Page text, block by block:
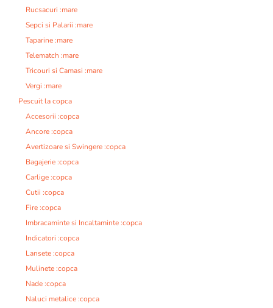
Rucsacuri :mare
Sepci si Palarii :mare
Taparine :mare
Telematch :mare
Tricouri si Camasi :mare
Vergi :mare
Pescuit la copca
Accesorii :copca
Ancore :copca
Avertizoare si Swingere :copca
Bagajerie :copca
Carlige :copca
Cutii :copca
Fire :copca
Imbracaminte si Incaltaminte :copca
Indicatori :copca
Lansete :copca
Mulinete :copca
Nade :copca
Naluci metalice :copca